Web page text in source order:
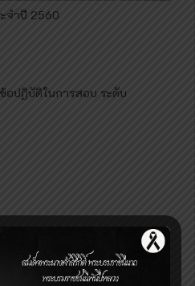
จำปี 2560
อปฏิบัติในการสอบ ระดับ